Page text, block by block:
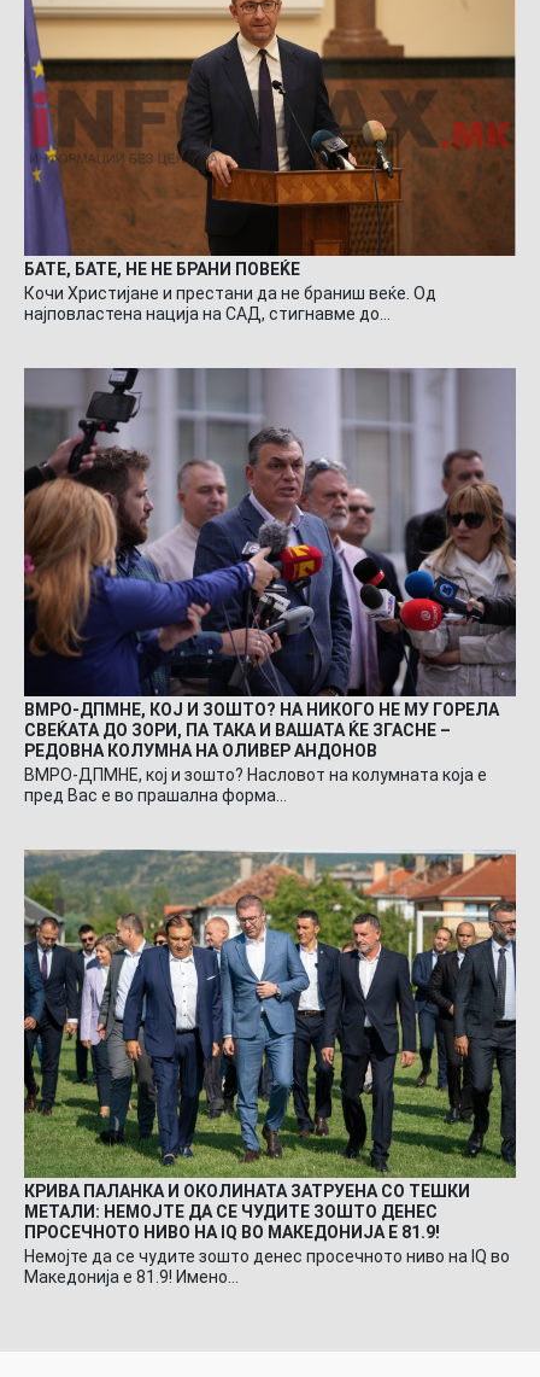
БАТЕ, БАТЕ, НЕ НЕ БРАНИ ПОВЕЌЕ
Кочи Христијане и престани да не браниш веќе. Од
најповластена нација на САД, стигнавме до…
ВМРО-ДПМНЕ, КОЈ И ЗОШТО? НА НИКОГО НЕ МУ ГОРЕЛА
СВЕЌАТА ДО ЗОРИ, ПА ТАКА И ВАШАТА ЌЕ ЗГАСНЕ –
РЕДОВНА КОЛУМНА НА ОЛИВЕР АНДОНОВ
ВМРО-ДПМНЕ, кој и зошто? Насловот на колумната која е
пред Вас е во прашална форма…
КРИВА ПАЛАНКА И ОКОЛИНАТА ЗАТРУЕНА СО ТЕШКИ
МЕТАЛИ: НЕМОЈТЕ ДА СЕ ЧУДИТЕ ЗОШТО ДЕНЕС
ПРОСЕЧНОТО НИВО НА IQ ВО МАКЕДОНИЈА Е 81.9!
Немојте да се чудите зошто денес просечното ниво на IQ во
Македонија е 81.9! Имено…